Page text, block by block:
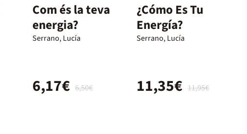
Com és la teva
energia?
Serrano, Lucía
6,50€
6,17€
¿Cómo Es Tu
Energía?
Serrano, Lucía
11,95€
11,35€